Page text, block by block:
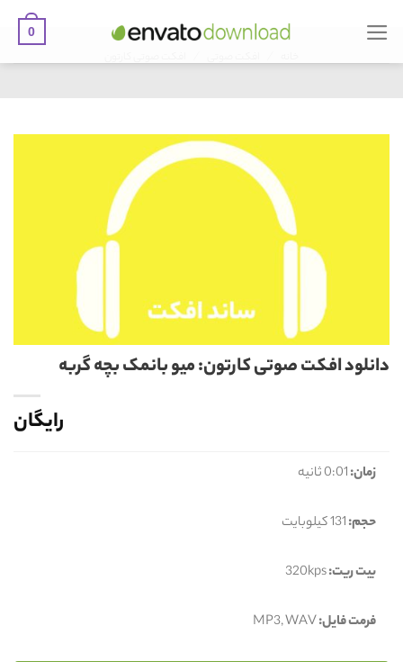
Skip
to
0
/
/
دانلود افکت صوتی کارتون: میو بانمک بچه گربه
رایگان
زمان:0:01 ثانیه
حجم:131 کیلوبایت
بیت ریت:320kps
فرمت فایل:MP3, WAV